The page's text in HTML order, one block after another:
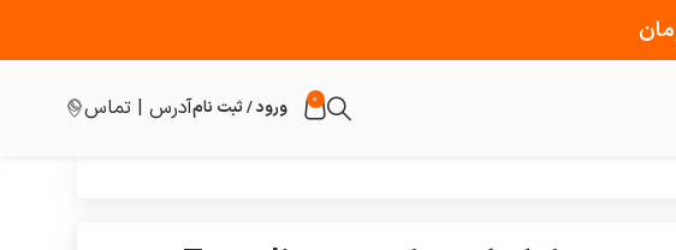
0 ورود / ثبت نامآدرس | تماس